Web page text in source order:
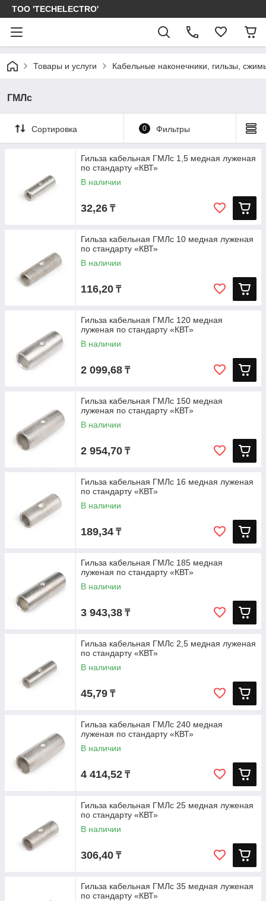
ТОО 'TECHELECTRO'
Товары и услуги Кабельные наконечники, гильзы,
ГМЛс
Сортировка 0 Фильтры
Гильза кабельная ГМЛс 1,5 медная луженая
по стандарту «КВТ»
В наличии
32,26 ₸
Гильза кабельная ГМЛс 10 медная луженая
по стандарту «КВТ»
В наличии
116,20 ₸
Гильза кабельная ГМЛс 120 медная
луженая по стандарту «КВТ»
В наличии
2 099,68 ₸
Гильза кабельная ГМЛс 150 медная
луженая по стандарту «КВТ»
В наличии
2 954,70 ₸
Гильза кабельная ГМЛс 16 медная луженая
по стандарту «КВТ»
В наличии
189,34 ₸
Гильза кабельная ГМЛс 185 медная
луженая по стандарту «КВТ»
В наличии
3 943,38 ₸
Гильза кабельная ГМЛс 2,5 медная луженая
по стандарту «КВТ»
В наличии
45,79 ₸
Гильза кабельная ГМЛс 240 медная
луженая по стандарту «КВТ»
В наличии
4 414,52 ₸
Гильза кабельная ГМЛс 25 медная луженая
по стандарту «КВТ»
В наличии
306,40 ₸
Гильза кабельная ГМЛс 35 медная луженая
по стандарту «КВТ»